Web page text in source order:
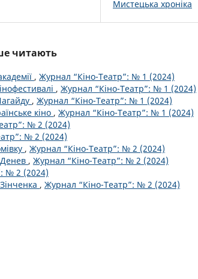
Мистецька хроніка
читають
, Журнал “Кіно-Театр”: № 1 (2024)
, Журнал “Кіно-Театр”: № 1 (2024)
, Журнал “Кіно-Театр”: № 1 (2024)
кіно , Журнал “Кіно-Театр”: № 1 (2024)
№ 2 (2024)
№ 2 (2024)
, Журнал “Кіно-Театр”: № 2 (2024)
, Журнал “Кіно-Театр”: № 2 (2024)
№ 2 (2024)
, Журнал “Кіно-Театр”: № 2 (2024)